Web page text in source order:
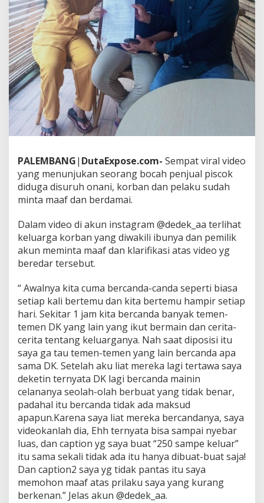
s
c
o
k
,
P
e
l
a
k
u
S
u
h
M
i
n
t
M
a
a
f
n
B
e
r
d
a
m
a
i
PALEMBANG| DutaExpose.com- Sempat viral video
yang menunjukan seorang bocah penjual piscok
diduga disuruh onani, korban dan pelaku sudah
minta maaf dan berdamai.
Dalam video di akun instagram @dedek_aa terlihat
keluarga korban yang diwakili ibunya dan pemilik
akun meminta maaf dan klarifikasi atas video yg
beredar tersebut.
“ Awalnya kita cuma bercanda-canda seperti biasa
setiap kali bertemu dan kita bertemu hampir setiap
hari. Sekitar 1 jam kita bercanda banyak temen-
temen DK yang lain yang ikut bermain dan cerita-
cerita tentang keluarganya. Nah saat diposisi itu
saya ga tau temen-temen yang lain bercanda apa
sama DK. Setelah aku liat mereka lagi tertawa saya
deketin ternyata DK lagi bercanda mainin
celananya seolah-olah berbuat yang tidak benar,
padahal itu bercanda tidak ada maksud
apapun.Karena saya liat mereka bercandanya, saya
videokanlah dia, Ehh ternyata bisa sampai nyebar
luas, dan caption yg saya buat “250 sampe keluar”
itu sama sekali tidak ada itu hanya dibuat-buat saja!
Dan caption2 saya yg tidak pantas itu saya
memohon maaf atas prilaku saya yang kurang
berkenan.” Jelas akun @dedek_aa.